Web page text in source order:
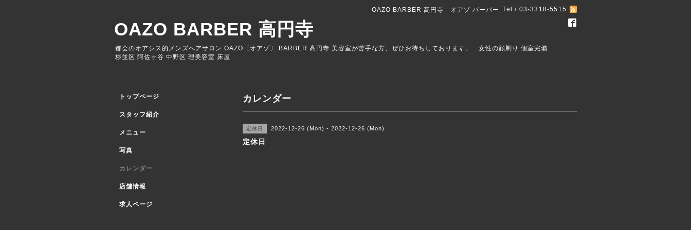
OAZO BARBER 高円寺 オアゾ バーバー Tel / 03-3318-5515
OAZO BARBER 高円寺
都会のオアシス的メンズへアサロン OAZO〔オアゾ〕 BARBER 高円寺 美容室が苦手な方、ぜひお待ちしております。 女性の顔剃り 個室完備
杉並区 阿佐ヶ谷 中野区 理美容室 床屋
カレンダー
定休日 2022-12-26 (Mon) - 2022-12-26 (Mon)
定休日
トップページ
スタッフ紹介
メニュー
写真
カレンダー
店舗情報
求人ページ